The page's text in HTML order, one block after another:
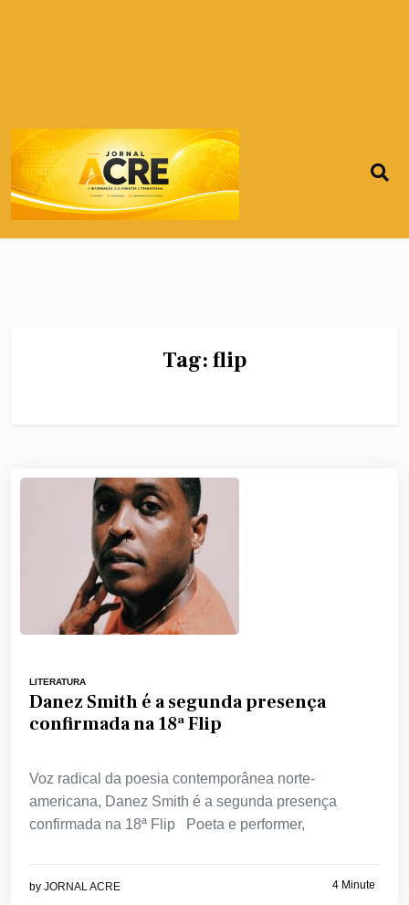
Tag:flip
LITERATURA
Danez Smith é a segunda presença
confirmada na 18ª Flip
Voz radical da poesia contemporânea norte-
americana, Danez Smith é a segunda presença
confirmada na 18ª Flip Poeta e performer,
by JORNAL ACRE 4 Minute